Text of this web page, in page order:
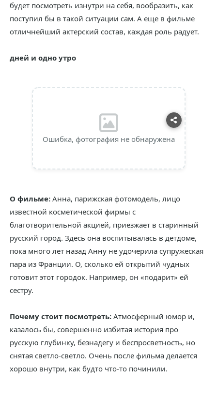
будет посмотреть изнутри на себя, вообразить, как
поступил бы в такой ситуации сам. А еще в фильме
отличнейший актерский состав, каждая роль радует.
дней и одно утро
Ошибка, фотография не обнаружена
О фильме: Анна, парижская фотомодель, лицо
известной косметической фирмы с
благотворительной акцией, приезжает в старинный
русский город. Здесь она воспитывалась в детдоме,
пока много лет назад Анну не удочерила супружеская
пара из Франции. О, сколько ей открытий чудных
готовит этот городок. Например, он «подарит» ей
сестру.
Почему стоит посмотреть: Атмосферный юмор и,
казалось бы, совершенно избитая история про
русскую глубинку, безнадегу и беспросветность, но
снятая светло-светло. Очень после фильма делается
хорошо внутри, как будто что-то починили.